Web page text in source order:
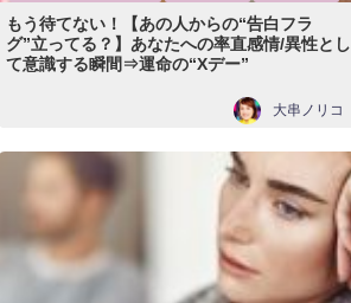
もう待てない！【あの人からの“告白フラ
グ”立ってる？】あなたへの率直感情/異性とし
て意識する瞬間⇒運命の“Xデー”
大串ノリコ